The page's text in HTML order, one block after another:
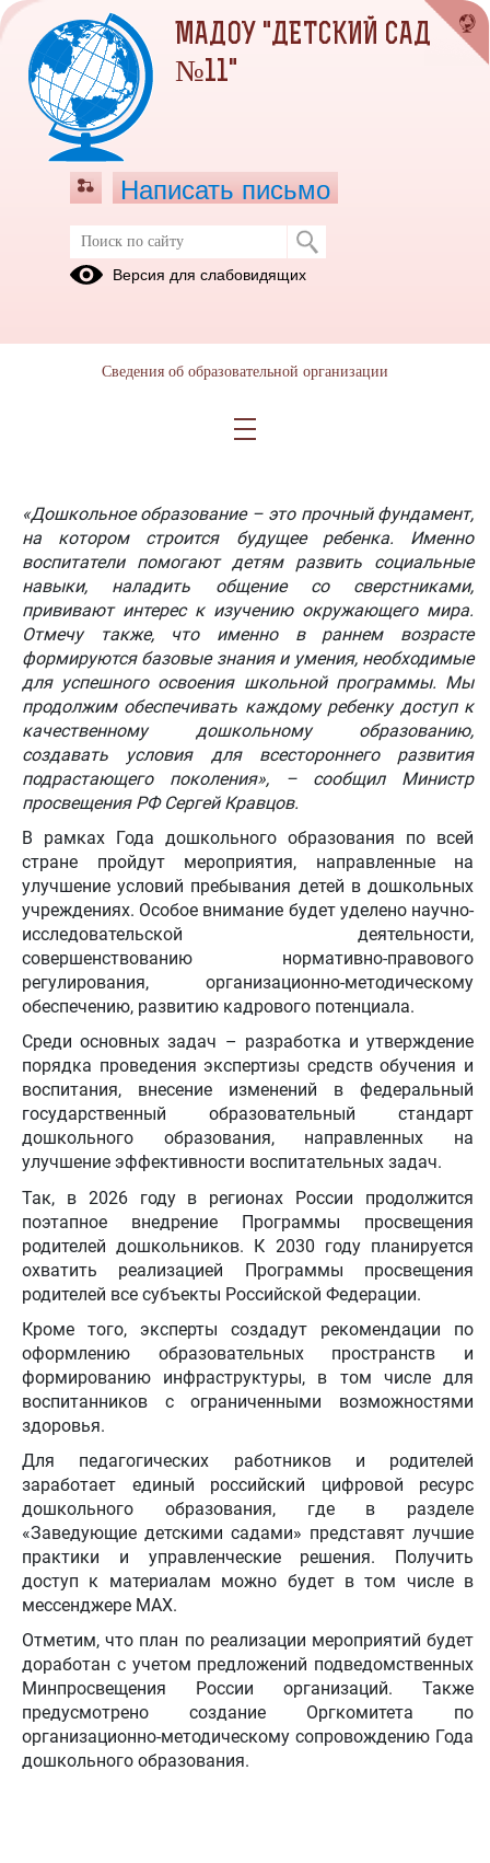
ГОД ДОШКОЛЬНОГО
ОБРАЗОВАНИЯ
образования. Эта инициатива направлена на повышение качества
детских садов и поддержку педагогов.
«Дошкольное образование – это прочный фундамент,
на котором строится будущее ребенка. Именно
воспитатели помогают детям развить социальные
навыки, наладить общение со сверстниками,
прививают интерес к изучению окружающего мира.
Отмечу также, что именно в раннем возрасте
формируются базовые знания и умения, необходимые
для успешного освоения школьной программы. Мы
продолжим обеспечивать каждому ребенку доступ к
качественному дошкольному образованию,
создавать условия для всестороннего развития
подрастающего поколения», – сообщил Министр
просвещения РФ Сергей Кравцов.
В рамках Года дошкольного образования по всей
стране пройдут мероприятия, направленные на
улучшение условий пребывания детей в дошкольных
учреждениях. Особое внимание будет уделено научно-
исследовательской деятельности,
совершенствованию нормативно-правового
регулирования, организационно-методическому
обеспечению, развитию кадрового потенциала.
Среди основных задач – разработка и утверждение
порядка проведения экспертизы средств обучения и
воспитания, внесение изменений в федеральный
государственный образовательный стандарт
дошкольного образования, направленных на
улучшение эффективности воспитательных задач.
Так, в 2026 году в регионах России продолжится
поэтапное внедрение Программы просвещения
родителей дошкольников. К 2030 году планируется
охватить реализацией Программы просвещения
родителей все субъекты Российской Федерации.
Кроме того, эксперты создадут рекомендации по
оформлению образовательных пространств и
формированию инфраструктуры, в том числе для
воспитанников с ограниченными возможностями
здоровья.
Для педагогических работников и родителей
заработает единый российский цифровой ресурс
дошкольного образования, где в разделе
«Заведующие детскими садами» представят лучшие
практики и управленческие решения. Получить
доступ к материалам можно будет в том числе в
мессенджере MAX.
Отметим, что план по реализации мероприятий будет
доработан с учетом предложений подведомственных
Минпросвещения России организаций. Также
предусмотрено создание Оргкомитета по
организационно-методическому сопровождению Года
дошкольного образования.
МАДОУ "ДЕТСКИЙ САД
№11"
Написать письмо
Версия для слабовидящих
Сведения об образовательной организации